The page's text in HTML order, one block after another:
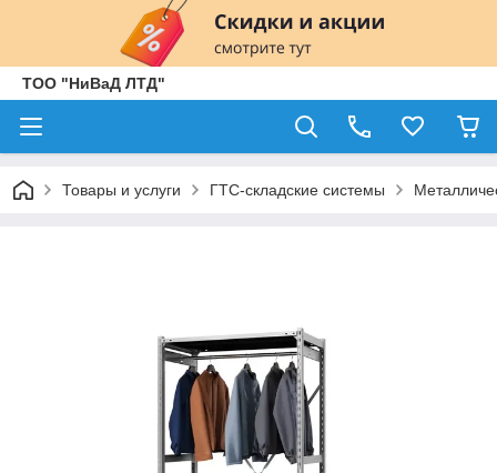
ТОО "НиВаД ЛТД"
Товары и услуги ГТС-складские системы